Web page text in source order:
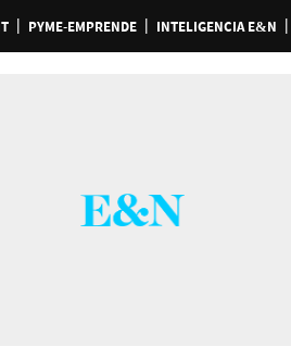
PYME-EMPRENDE INTELIGENCIA E&N